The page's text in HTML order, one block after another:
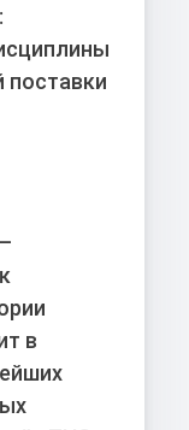
поставки
в